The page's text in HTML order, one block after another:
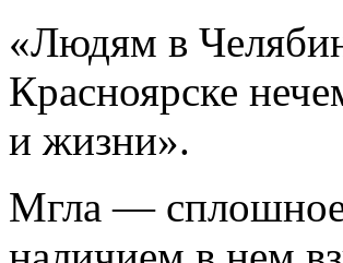
«Людям в
Красноярске
и жизни».
Мгла — сплошное